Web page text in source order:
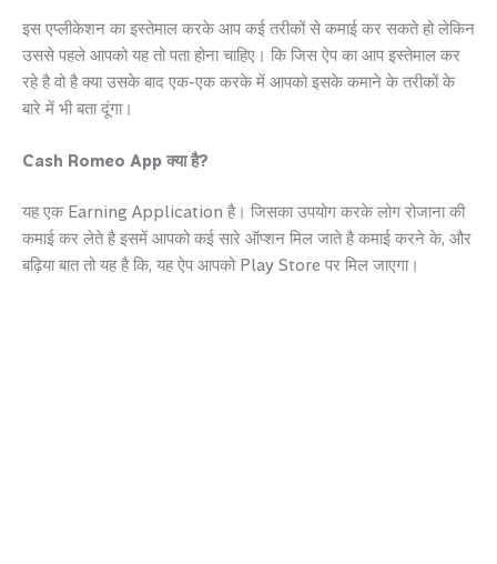
इस एप्लीकेशन का इस्तेमाल करके आप कई तरीकों से कमाई कर सकते हो लेकिन
उससे पहले आपको यह तो पता होना चाहिए। कि जिस ऐप का आप इस्तेमाल कर
रहे है वो है क्या उसके बाद एक-एक करके में आपको इसके कमाने के तरीकों के
बारे में भी बता दूंगा।
Cash Romeo App क्या है?
यह एक Earning Application है। जिसका उपयोग करके लोग रोजाना की
कमाई कर लेते है इसमें आपको कई सारे ऑप्शन मिल जाते है कमाई करने के, और
बढ़िया बात तो यह है कि, यह ऐप आपको Play Store पर मिल जाएगा।